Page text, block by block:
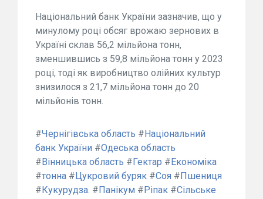
Національний банк України зазначив, що у
минулому році обсяг врожаю зернових в
Україні склав 56,2 мільйона тонн,
зменшившись з 59,8 мільйона тонн у 2023
році, тоді як виробництво олійних культур
знизилося з 21,7 мільйона тонн до 20
мільйонів тонн.
#Чернігівська область #Національний
банк України #Одеська область
#Вінницька область #Гектар #Економіка
#тонна #Цукровий буряк #Соя #Пшениця
#Кукурудза. #Панікум #Ріпак #Сільське